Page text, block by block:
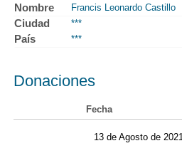
Nombre Francis Leonardo Castillo
Ciudad
***
País
***
Donaciones
Fecha
13 de Agosto de